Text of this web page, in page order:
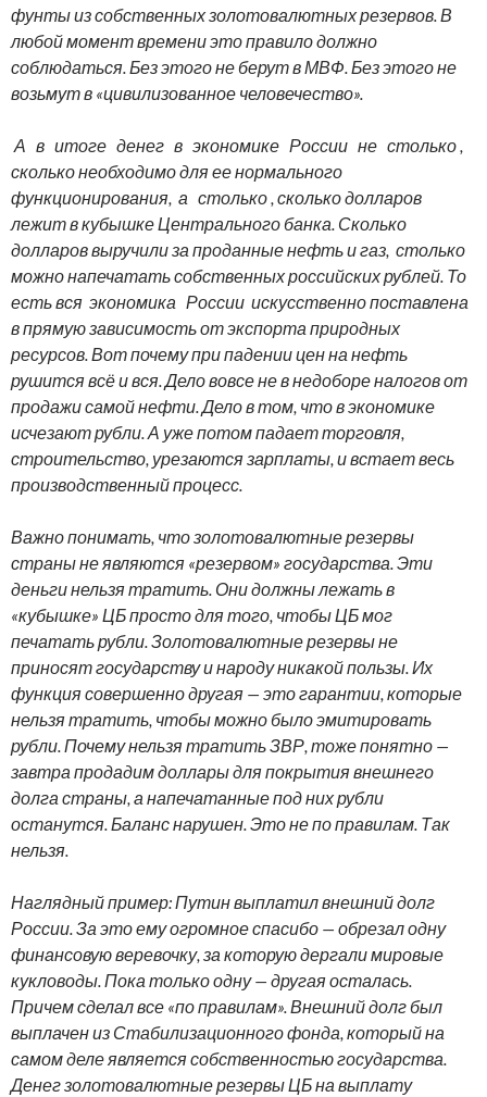
фунты из собственных золотовалютных резервов. В
любой момент времени это правило должно
соблюдаться. Без этого не берут в МВФ. Без этого не
возьмут в «цивилизованное человечество».
А в итоге денег в экономике России не столько ,
сколько необходимо для ее нормального
функционирования, а столько , сколько долларов
лежит в кубышке Центрального банка. Сколько
долларов выручили за проданные нефть и газ, столько
можно напечатать собственных российских рублей. То
есть вся экономика России искусственно поставлена
в прямую зависимость от экспорта природных
ресурсов. Вот почему при падении цен на нефть
рушится всё и вся. Дело вовсе не в недоборе налогов от
продажи самой нефти. Дело в том, что в экономике
исчезают рубли. А уже потом падает торговля,
строительство, урезаются зарплаты, и встает весь
производственный процесс.
Важно понимать, что золотовалютные резервы
страны не являются «резервом» государства. Эти
деньги нельзя тратить. Они должны лежать в
«кубышке» ЦБ просто для того, чтобы ЦБ мог
печатать рубли. Золотовалютные резервы не
приносят государству и народу никакой пользы. Их
функция совершенно другая — это гарантии, которые
нельзя тратить, чтобы можно было эмитировать
рубли. Почему нельзя тратить ЗВР, тоже понятно —
завтра продадим доллары для покрытия внешнего
долга страны, а напечатанные под них рубли
останутся. Баланс нарушен. Это не по правилам. Так
нельзя.
Наглядный пример: Путин выплатил внешний долг
России. За это ему огромное спасибо — обрезал одну
финансовую веревочку, за которую дергали мировые
кукловоды. Пока только одну — другая осталась.
Причем сделал все «по правилам». Внешний долг был
выплачен из Стабилизационного фонда, который на
самом деле является собственностью государства.
Денег золотовалютные резервы ЦБ на выплату